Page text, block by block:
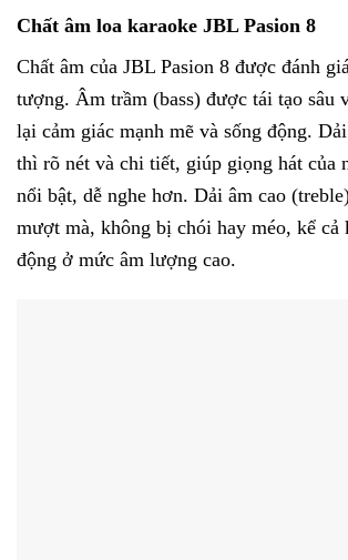
Chất âm loa karaoke JBL Pasion 8
Chất âm của JBL Pasion 8 được đánh
tượng. Âm trầm (bass) được tái tạo sâu
lại cảm giác mạnh mẽ và sống động.
thì rõ nét và chi tiết, giúp giọng hát của
nổi bật, dễ nghe hơn. Dải âm cao
mượt mà, không bị chói hay méo, kể cả
động ở mức âm lượng cao.